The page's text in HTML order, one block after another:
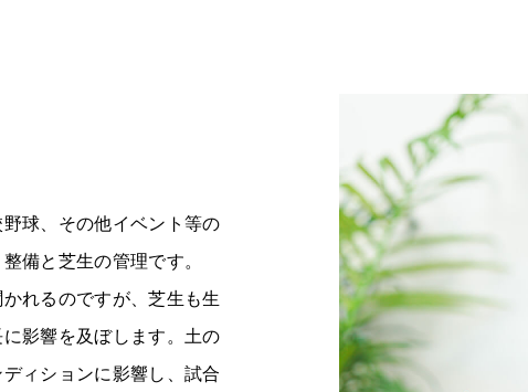
球、その他イベント等の
備と芝生の管理です。
れるのですが、芝生も生
影響を及ぼします。土の
ィションに影響し、試合